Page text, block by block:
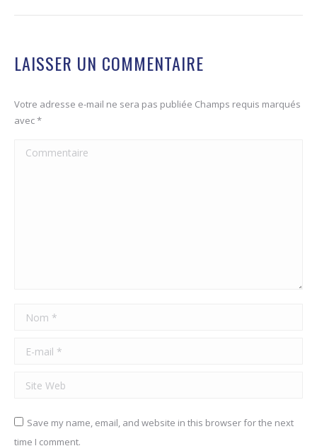
LAISSER UN COMMENTAIRE
Votre adresse e-mail ne sera pas publiée Champs requis marqués
avec*
Commentaire
Nom *
E-mail *
Site Web
Save my name, email, and website in this browser for the next
time I comment.